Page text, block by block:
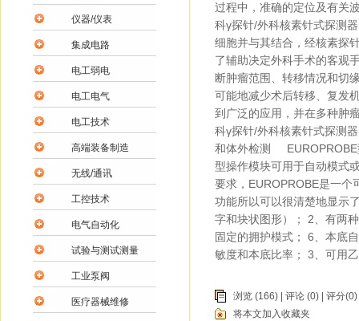
过程中，准确的定位及有关
科γ探针/外科核素针式探测
细胞并与其结合，经核素探
了辅助决定外科手术的客观
断肿瘤范围、转移情况和切
可能地减少术后转移、复发
到广泛的应用，并在多种
科γ探针/外科核素针式探测
和体外检测 EUROPROBE
型操作模块可用于自动模式
要求，EUROPROBE是一个
功能所以可以很清楚地显示
字和块状图形）； 2、有两
固定的拥护模式； 6、本底
敏度和本底比率； 3、可用
浏览 (166) | 评论 (0) | 评分
将本文加入收藏夹
仪器/仪表
集成电路
电工弱电
电工电气
电工技术
高端装备制造
无线/通讯
工控技术
电气自动化
试验与测试测量
工业泵阀
医疗器械维修